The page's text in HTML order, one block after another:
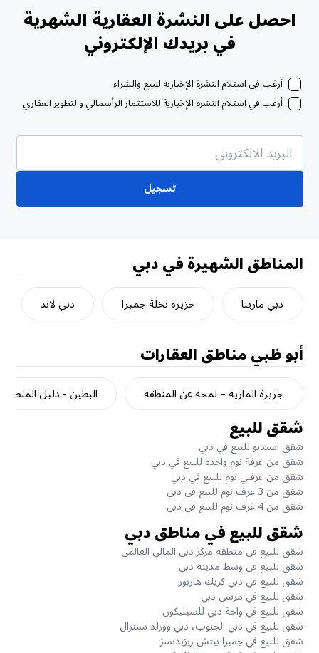
احصل على النشرة العقارية الشهرية
في بريدك الإلكتروني
أرغب في استلام النشرة الإخبارية للبيع والشراء
أرغب في استلام النشرة الإخبارية للاستثمار الرأسمالي والتطوير العقاري
تسجيل
المناطق الشهيرة في دبي
دبي مارينا جزيرة نخلة جميرا دبي لاند
أبو ظبيمناطق العقارات
جزيرة المارية – لمحة عن المنطقة البطين - دليل المنطقة
شقق للبيع
شقق استديو للبيع في دبي
شقق من غرفة نوم واحدة للبيع في دبي
شقق من غرفتي نوم للبيع في دبي
شقق من 3 غرف نوم للبيع في دبي
شقق من 4 غرف نوم للبيع في دبي
شقق للبيع في مناطق دبي
شقق للبيع في منطقة مركز دبي المالي العالمي
شقق للبيع في وسط مدينة دبي
شقق للبيع في دبي كريك هاربور
شقق للبيع في مرسى دبي
شقق للبيع في واحة دبي للسيليكون
شقق للبيع في دبي الجنوب، دبي وورلد سنترال
شقق للبيع في جميرا بيتش ريزيدنسز